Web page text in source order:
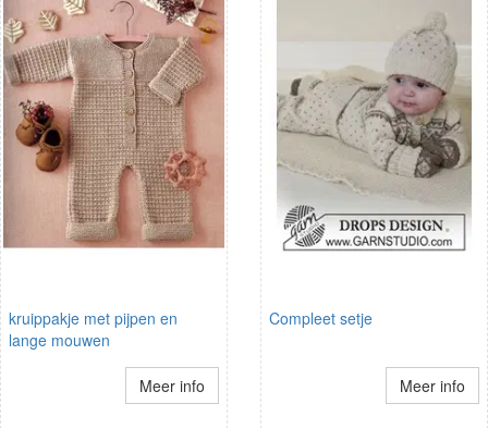
kruippakje met pijpen en
lange mouwen
Meer info
Compleet setje
Meer info